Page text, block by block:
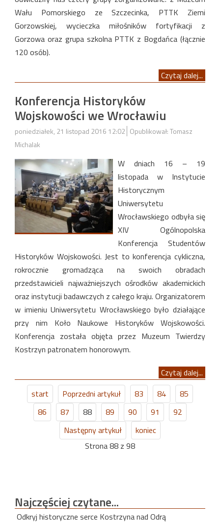
Wału Pomorskiego ze Szczecinka, PTTK Ziemi
Gorzowskiej, wycieczka miłośników fortyfikacji z
Gorzowa oraz grupa szkolna PTTK z Bogdańca (łącznie
120 osób).
Czytaj dalej...
Konferencja Historyków
Wojskowości we Wrocławiu
poniedziałek, 21 listopad 2016 12:02 Opublikował: Tomasz
Michalak
W dniach 16 – 19
listopada w Instytucie
Historycznym
Uniwersytetu
Wrocławskiego odbyła się
XIV Ogólnopolska
Konferencja Studentów
Historyków Wojskowości. Jest to konferencja cykliczna,
rokrocznie gromadząca na swoich obradach
przedstawicieli najważniejszych ośrodków akademickich
oraz instytucji badawczych z całego kraju. Organizatorem
w imieniu Uniwersytetu Wrocławskiego było działające
przy nim Koło Naukowe Historyków Wojskowości.
Konferencja została objęta przez Muzeum Twierdzy
Kostrzyn patronatem honorowym.
Czytaj dalej...
start
Poprzedni artykuł 83 84
85
86
87 88 89 90 91
92
Następny artykuł
koniec
Strona 88 z 98
Najczęściejczytane...
Odkryj historyczne serce Kostrzyna nad Odrą